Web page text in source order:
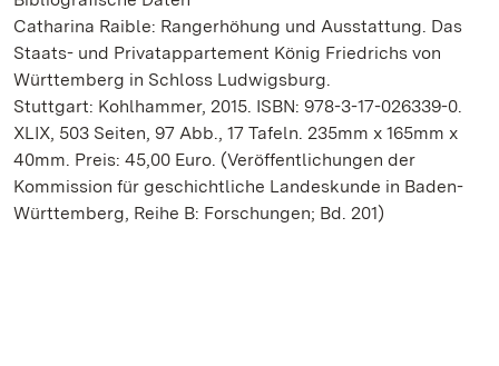
Catharina Raible: Rangerhöhung und Ausstattung. Das
Staats- und Privatappartement König Friedrichs von
Württemberg in Schloss Ludwigsburg.
Stuttgart: Kohlhammer, 2015. ISBN: 978-3-17-026339-0.
XLIX, 503 Seiten, 97 Abb., 17 Tafeln. 235mm x 165mm x
40mm. Preis: 45,00 Euro. (Veröffentlichungen der
Kommission für geschichtliche Landeskunde in Baden-
Württemberg, Reihe B: Forschungen; Bd. 201)